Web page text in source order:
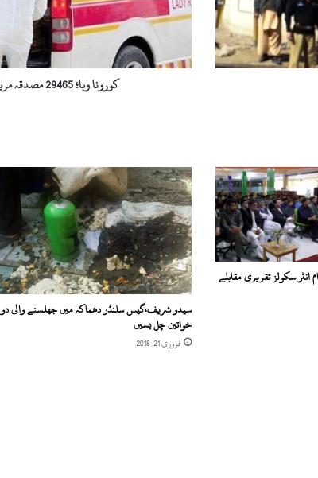
تعداد
639
تک
پہنچ
گئی کورونا وبا؛ 29465 مصدقہ مریض،جاں بحق افراد کی تعداد 639 تک پہنچ گئی
انٹر سکولز تقریری مقابلے
سیدو شریف،گیس سلنڈر دھماکہ میں جھلسنے والی دو
خواتین چل بسیں
فروری 21, 2018